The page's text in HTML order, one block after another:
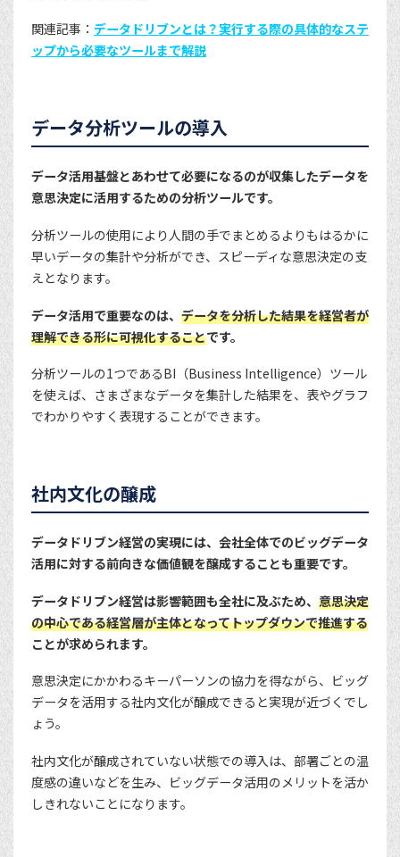
関連記事： データドリブンとは？実行する際の具体的なステ
ップから必要なツールまで解説
データ分析ツールの導入
データ活用基盤とあわせて必要になるのが収集したデータを
意思決定に活用するための分析ツールです。
分析ツールの使用により人間の手でまとめるよりもはるかに
早いデータの集計や分析ができ、スピーディな意思決定の支
えとなります。
データ活用で重要なのは、 データを分析した結果を経営者が
理解できる形に可視化することです。
分析ツールの1つであるBI（Business Intelligence）ツール
を使えば、さまざまなデータを集計した結果を、表やグラフ
でわかりやすく表現することができます。
社内文化の醸成
データドリブン経営の実現には、会社全体でのビッグデータ
活用に対する前向きな価値観を醸成することも重要です。
データドリブン経営は影響範囲も全社に及ぶため、 意思決定
の中心である経営層が主体となってトップダウンで推進する
ことが求められます。
意思決定にかかわるキーパーソンの協力を得ながら、ビッグ
データを活用する社内文化が醸成できると実現が近づくでし
ょう。
社内文化が醸成されていない状態での導入は、部署ごとの温
度感の違いなどを生み、ビッグデータ活用のメリットを活か
しきれないことになります。